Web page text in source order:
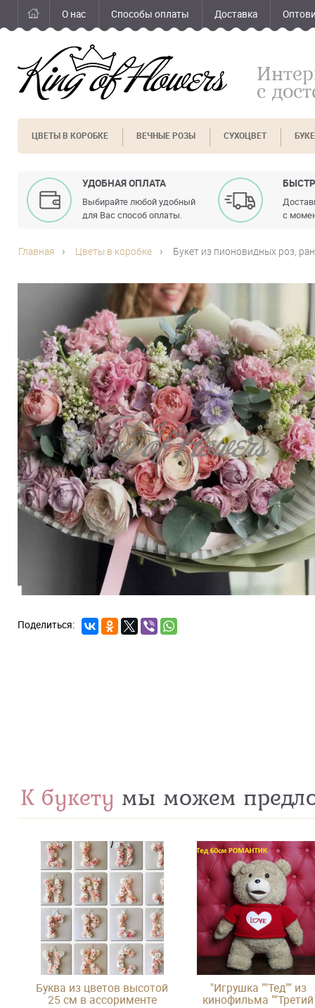
О нас Способы оплаты Доставка
с
ЦВЕТЫ В КОРОБКЕ ВЕЧНЫЕ РОЗЫ СУХОЦВЕТ
УДОБНАЯ ОПЛАТА
Выбирайте любой удобный
для Вас способ оплаты.
с
Главная Цветы в коробке Букет из пионовидных роз,
К букету мы можем
Буква из цветов высотой
25 см в ассорименте
"Игрушка ""Тед"" из
кинофильма ""Третий